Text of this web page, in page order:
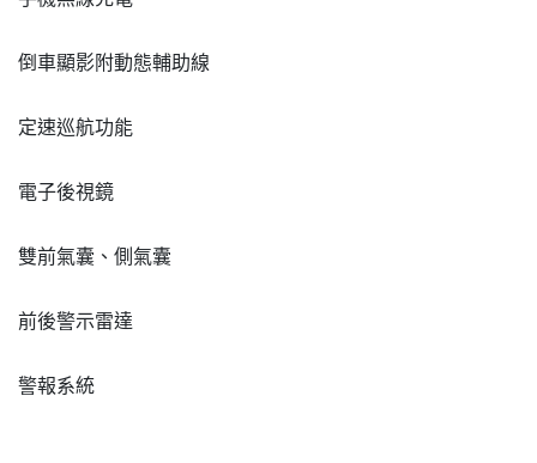
倒車顯影附動態輔助線
定速巡航功能
電子後視鏡
雙前氣囊、側氣囊
前後警示雷達
警報系統